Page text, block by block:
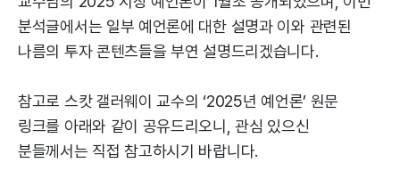
분석글에서는 일부 예언론에 대한 설명과 이와 관련된
나름의 투자 콘텐츠들을 부연 설명드리겠습니다.
참고로 스캇 갤러웨이 교수의 ‘2025년 예언론’ 원문
링크를 아래와 같이 공유드리오니, 관심 있으신
분들께서는 직접 참고하시기 바랍니다.